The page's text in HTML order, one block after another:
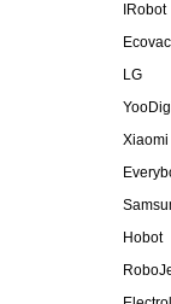
IRobot
LG
Xiaomi
Hobot